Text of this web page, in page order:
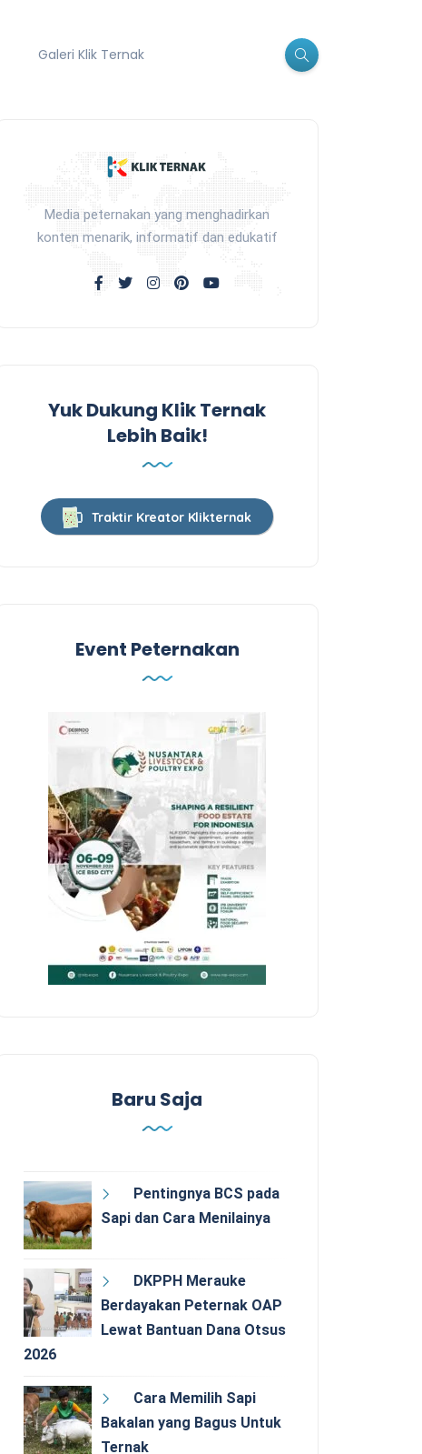
Galeri Klik Ternak
Media peternakan yang menghadirkan
konten menarik, informatif dan edukatif
Yuk Dukung Klik Ternak
Lebih Baik!
Traktir Kreator Klikternak
Event Peternakan
Baru Saja
Pentingnya BCS pada
Sapi dan Cara Menilainya
DKPPH Merauke
Berdayakan Peternak OAP
Lewat Bantuan Dana Otsus
2026
Cara Memilih Sapi
Bakalan yang Bagus Untuk
Ternak